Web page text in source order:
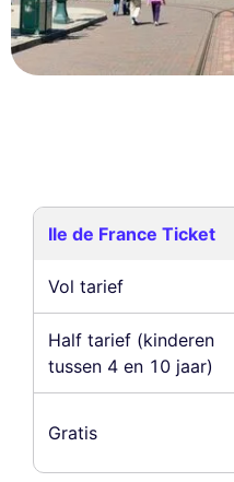
Ile de France Ticket
Vol tarief
Half tarief (kinderen
tussen 4 en 10 jaar)
Gratis